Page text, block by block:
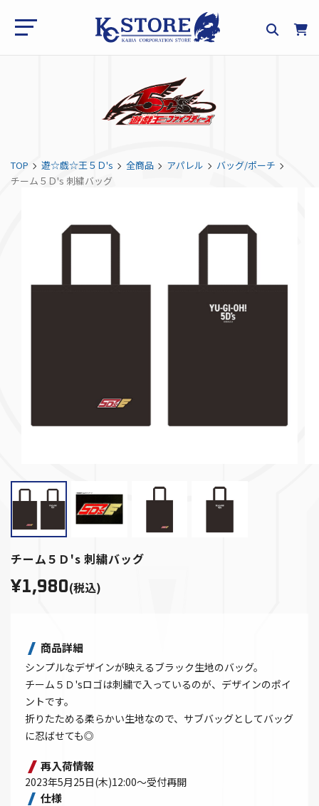
TOP 遊☆戯☆王５Ｄ's 全商品 アパレル
バッグ/ポーチ
チーム５Ｄ's 刺繍バッグ
チーム５Ｄ's 刺繍バッグ
¥1,980(税込)
商品詳細
シンプルなデザインが映えるブラック生地のバッグ。
チーム５Ｄ'sロゴは刺繍で入っているのが、デザインのポイ
ントです。
折りたためる柔らかい生地なので、サブバッグとしてバッグ
に忍ばせても◎
再入荷情報
2023年5月25日(木)12:00～受付再開
仕様